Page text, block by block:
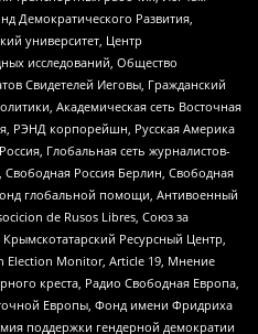
Демократического Развития,
университет, Центр
исследований, Общество
Свидетелей Иеговы, Гражданский
Академическая сеть Восточная
РЭНД корпорейшн, Русская Америка
Глобальная сеть журналистов-
Свободная Россия Берлин, Свободная
глобальной помощи, Антивоенный
de Rusos Libres, Союз за
Ресурсный Центр,
Election Monitor, Article 19, Мнение
креста, Радио Свободная Европа,
Европы, Фонд имени Фридриха
поддержки гендерной демократии